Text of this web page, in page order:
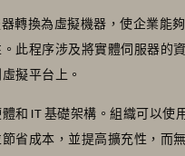
轉換為虛擬機器，使企業能
此程序涉及將實體伺服器的
擬平台上。
和 IT 基礎架構。組織可以使
省成本，並提高擴充性，而